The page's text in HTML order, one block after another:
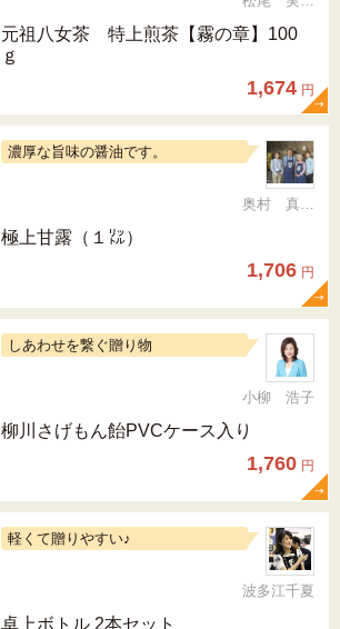
元祖八女茶 特上煎茶【霧の章】100
ｇ
1,674 円
濃厚な旨味の醤油です。
奥村 真（ちか）
極上甘露（１㍑）
1,706 円
しあわせを繋ぐ贈り物
小柳 浩子
柳川さげもん飴PVCケース入り
1,760 円
軽くて贈りやすい♪
波多江千夏
卓上ボトル 2本セット